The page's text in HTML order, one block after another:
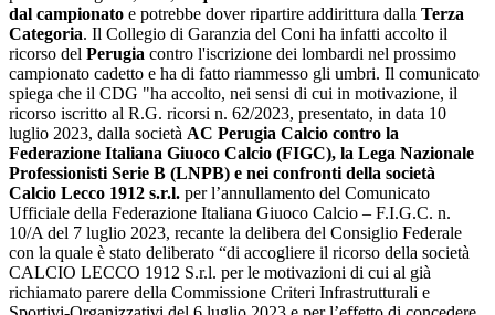
dal campionato e potrebbe dover ripartire addirittura dalla Terza
Categoria. Il Collegio di Garanzia del Coni ha infatti accolto il
ricorso del Perugia contro l'iscrizione dei lombardi nel prossimo
campionato cadetto e ha di fatto riammesso gli umbri. Il comunicato
spiega che il CDG "ha accolto, nei sensi di cui in motivazione, il
ricorso iscritto al R.G. ricorsi n. 62/2023, presentato, in data 10
luglio 2023, dalla società AC Perugia Calcio contro la
Federazione Italiana Giuoco Calcio (FIGC), la Lega Nazionale
Professionisti Serie B (LNPB) e nei confronti della società
Calcio Lecco 1912 s.r.l. per l’annullamento del Comunicato
Ufficiale della Federazione Italiana Giuoco Calcio – F.I.G.C. n.
10/A del 7 luglio 2023, recante la delibera del Consiglio Federale
con la quale è stato deliberato “di accogliere il ricorso della società
CALCIO LECCO 1912 S.r.l. per le motivazioni di cui al già
richiamato parere della Commissione Criteri Infrastrutturali e